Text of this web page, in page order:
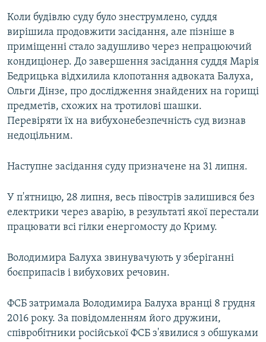
Коли будівлю суду було знеструмлено, суддя
вирішила продовжити засідання, але пізніше в
приміщенні стало задушливо через непрацюючий
кондиціонер. До завершення засідання суддя Марія
Бедрицька відхилила клопотання адвоката Балуха,
Ольги Дінзе, про дослідження знайдених на горищі
предметів, схожих на тротилові шашки.
Перевіряти їх на вибухонебезпечність суд визнав
недоцільним.
Наступне засідання суду призначене на 31 липня.
У п'ятницю, 28 липня, весь півострів залишився без
електрики через аварію, в результаті якої перестали
працювати всі гілки енергомосту до Криму.
Володимира Балуха звинувачують у зберіганні
боєприпасів і вибухових речовин.
ФСБ затримала Володимира Балуха вранці 8 грудня
2016 року. За повідомленням його дружини,
співробітники російської ФСБ з'явилися з обшуками